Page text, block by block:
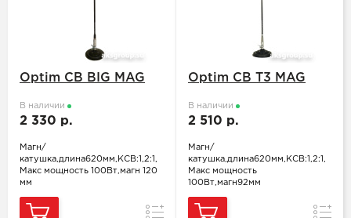
Optim CB BIG MAG
В наличии
2 330 р.
Магн/
катушка,длина620мм,КСВ:1,2:1,
Макс мощность 100Вт,магн 120
мм
Сравнение
Optim CB T3 MAG
В наличии
2 510 р.
Магн/
катушка,длина620мм,КСВ:1,2:1,
Макс мощность
100Вт,магн92мм